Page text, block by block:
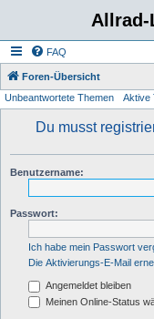
Allrad-
FAQ
Foren-Übersicht
Unbeantwortete Themen Aktive
Du musst
Benutzername:
Passwort:
Ich habe mein Passwort
Die Aktivierungs-E-Mail
Angemeldet bleiben
Meinen Online-Status